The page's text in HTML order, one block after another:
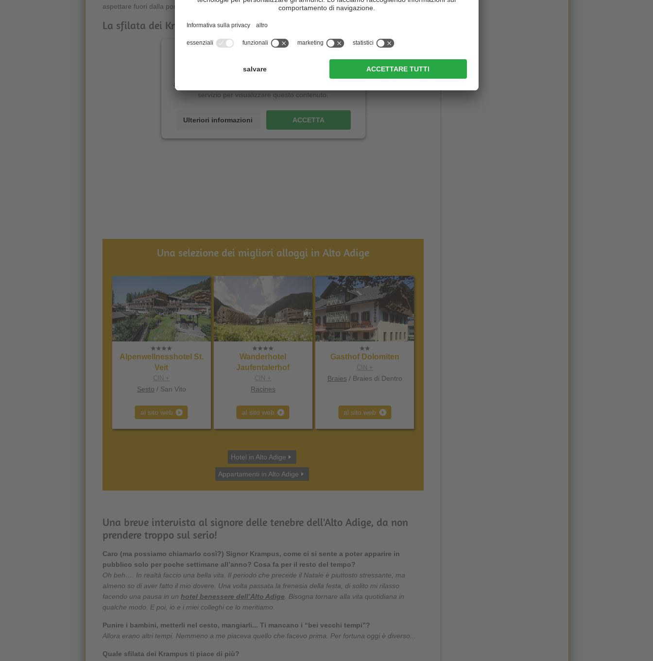
aspettare fuori dalla porta. Cos'altro può fare, dunque, se non scatenarsi durante le sfilate?
La sfilata dei Krampus a Naturno
Ci avvaliamo dei servizi di terze parti per incorporare
contenuti che possono rilevare informazioni sulla sua
attività. La invitiamo a controllare i dettagli e ad accettare il
servizio per visualizzare questo contenuto.
Ulteriori informazioni ACCETTA
Una selezione dei migliori alloggi in Alto Adige
Alpenwellnesshotel St.
Veit
CIN +
Sesto / San Vito
al sito web
Wanderhotel
Jaufentalerhof
CIN +
Racines
al sito web
Gasthof Dolomiten
CIN +
Braies / Braies di Dentro
al sito web
Hotel in Alto Adige
Appartamenti in Alto Adige
Una breve intervista al signore delle tenebre dell'Alto Adige, da non
prendere troppo sul serio!
Caro (ma possiamo chiamarlo così?) Signor Krampus, come ci si sente a poter apparire in
pubblico solo per poche settimane all’anno? Cosa fa per il resto del tempo?
Oh beh…. In realtà faccio una bella vita. Il periodo che precede il Natale è piuttosto stressante, ma
almeno so di aver fatto il mio dovere. Una volta passata la frenesia della festa, di solito mi rilasso
facendo una pausa in un hotel benessere dell’Alto Adige . Bisogna tornare alla vita quotidiana in
qualche modo. E poi, io e i miei colleghi ce lo meritiamo.
Punire i bambini, metterli nel cesto, mangiarli... Ti mancano i “bei vecchi tempi”?
Allora erano altri tempi. Nemmeno a me piaceva quello che facevo prima. Per fortuna oggi è diverso...
Quale sfilata dei Krampus ti piace di più?